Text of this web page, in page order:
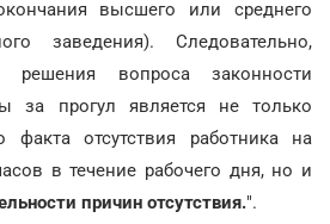
высшего или среднего
заведения). Следовательно,
вопроса законности
за прогул является не только
факта отсутствия работника на
в течение рабочего дня, но и
причин отсутствия.".